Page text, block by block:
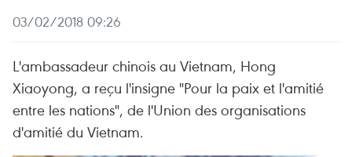
03/02/2018 09:26
L'ambassadeur chinois au Vietnam, Hong
Xiaoyong, a reçu l'insigne "Pour la paix et l'amitié
entre les nations", de l'Union des organisations
d'amitié du Vietnam.